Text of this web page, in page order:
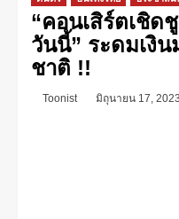
“คอนเสิร์ตเชิด
วันนี้” ระดมเงิ
ชาติ !!
Toonist มิถุนายน 17, 2023